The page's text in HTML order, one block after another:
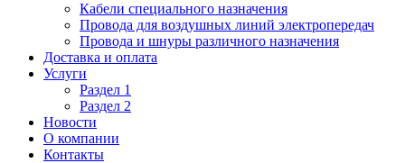
Кабели специального назначения
Провода для воздушных линий электропередач
Провода и шнуры различного назначения
Доставка и оплата
Услуги
Раздел 1
Раздел 2
Новости
О компании
Контакты